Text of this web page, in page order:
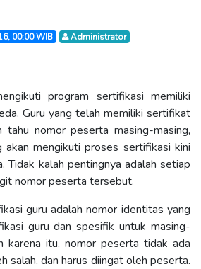
00:00 WIB
Administrator
program sertifikasi memiliki
Guru yang telah memiliki sertifikat
tahu nomor peserta masing-masing,
akan mengikuti proses sertifikasi kini
Tidak kalah pentingnya adalah setiap
nomor peserta tersebut.
guru adalah nomor identitas yang
guru dan spesifik untuk masing-
karena itu, nomor peserta tidak ada
salah, dan harus diingat oleh peserta.